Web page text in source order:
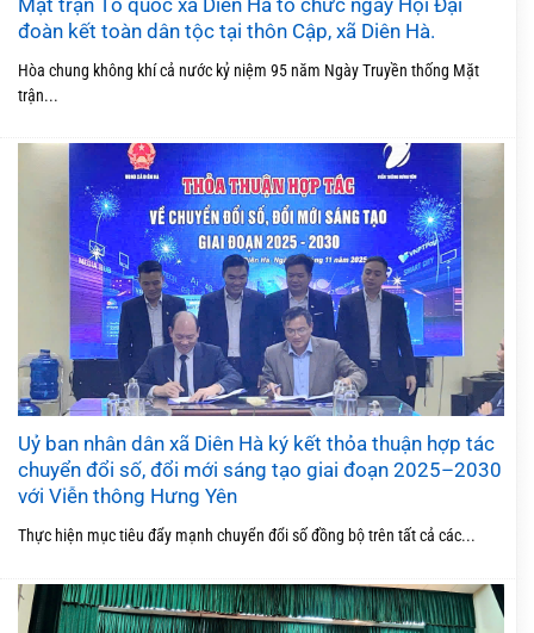
đoàn kết toàn dân tộc tại thôn Cập, xã Diên Hà.
Hòa chung không khí cả nước kỷ niệm 95 năm Ngày Truyền thống Mặt
trận...
Uỷ ban nhân dân xã Diên Hà ký kết thỏa thuận hợp tác
chuyển đổi số, đổi mới sáng tạo giai đoạn 2025–2030
với Viễn thông Hưng Yên
Thực hiện mục tiêu đẩy mạnh chuyển đổi số đồng bộ trên tất cả các...